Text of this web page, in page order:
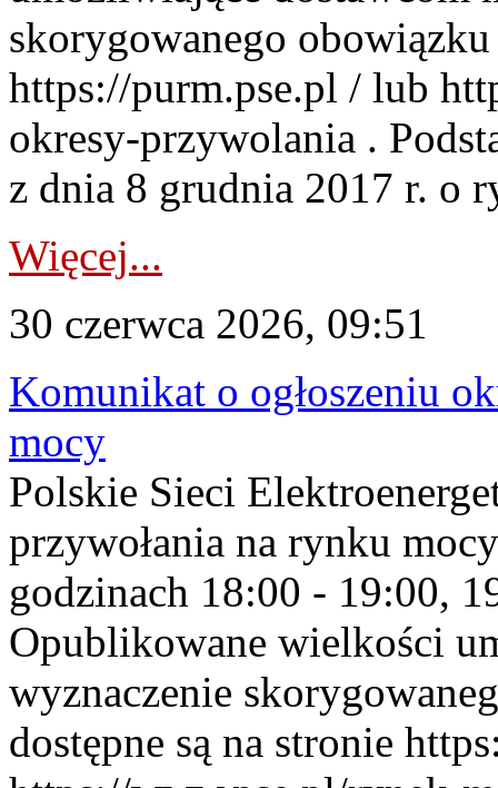
skorygowanego
https://purm.pse.pl / lub
okresy-przywolania .
z dnia 8 grudnia 2017 r. o
Więcej...
30 czerwca 2026, 09:51
Komunikat o ogłoszeniu
mocy
Polskie Sieci
przywołania na rynku
godzinach 18:00 - 19:00,
Opublikowane wielkości
wyznaczenie
dostępne są na stronie